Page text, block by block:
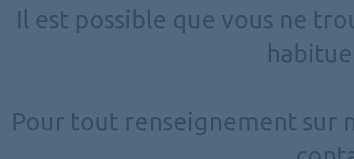
Il est possible que vous ne
Pour tout renseignement sur